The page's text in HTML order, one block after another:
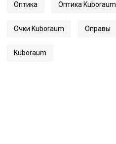
Оптика Оптика Kuboraum
Очки Kuboraum Оправы
Kuboraum